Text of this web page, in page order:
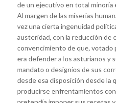
de un ejecutivo en total minoría
Al margen de las miserias
vez una cierta ingenuidad
austeridad, con la reducción de
convencimiento de que, votado
era defender a los asturianos y
mandato o designios de sus
desde esa disposición desde la
producirse enfrentamientos